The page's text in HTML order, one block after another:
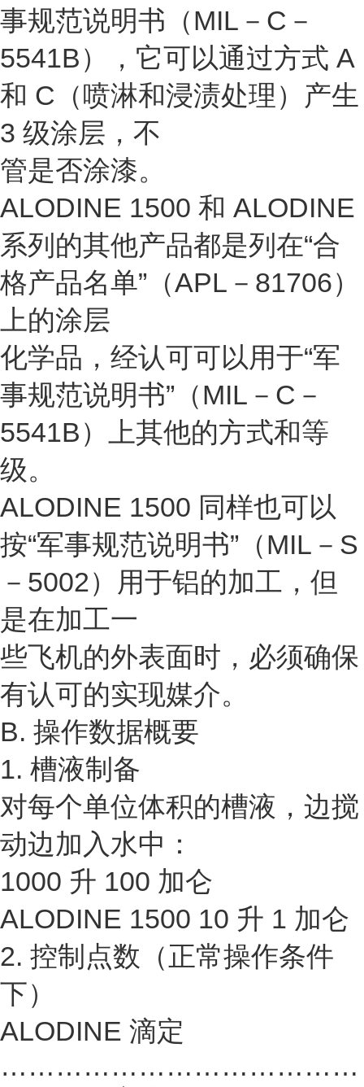
事规范说明书（MIL－C－
5541B），它可以通过方式 A
和 C（喷淋和浸渍处理）产生
3 级涂层，不
管是否涂漆。
ALODINE 1500 和 ALODINE
系列的其他产品都是列在“合
格产品名单”（APL－81706）
上的涂层
化学品，经认可可以用于“军
事规范说明书”（MIL－C－
5541B）上其他的方式和等
级。
ALODINE 1500 同样也可以
按“军事规范说明书”（MIL－S
－5002）用于铝的加工，但
是在加工一
些飞机的外表面时，必须确保
有认可的实现媒介。
B. 操作数据概要
1. 槽液制备
对每个单位体积的槽液，边搅
动边加入水中：
1000 升 100 加仑
ALODINE 1500 10 升 1 加仑
2. 控制点数（正常操作条件
下）
ALODINE 滴定
…………………………………